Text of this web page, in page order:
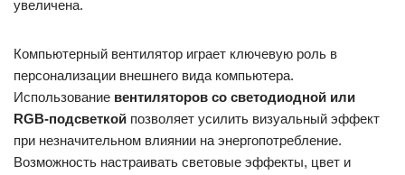
увеличена.
Компьютерный вентилятор играет ключевую роль в
персонализации внешнего вида компьютера.
Использование вентиляторов со светодиодной или
RGB-подсветкой позволяет усилить визуальный эффект
при незначительном влиянии на энергопотребление.
Возможность настраивать световые эффекты, цвет и